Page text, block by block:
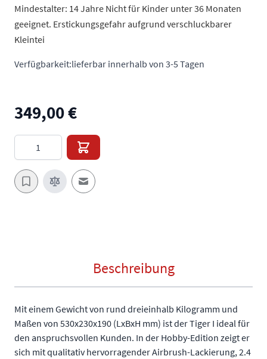
Mindestalter: 14 Jahre Nicht für Kinder unter 36 Monaten
geeignet. Erstickungsgefahr aufgrund verschluckbarer
Kleintei
Verfügbarkeit:lieferbar innerhalb von 3-5 Tagen
349,00 €
E-Mail an einen Freund
Beschreibung
Mit einem Gewicht von rund dreieinhalb Kilogramm und
Maßen von 530x230x190 (LxBxH mm) ist der Tiger I ideal für
den anspruchsvollen Kunden. In der Hobby-Edition zeigt er
sich mit qualitativ hervorragender Airbrush-Lackierung, 2.4